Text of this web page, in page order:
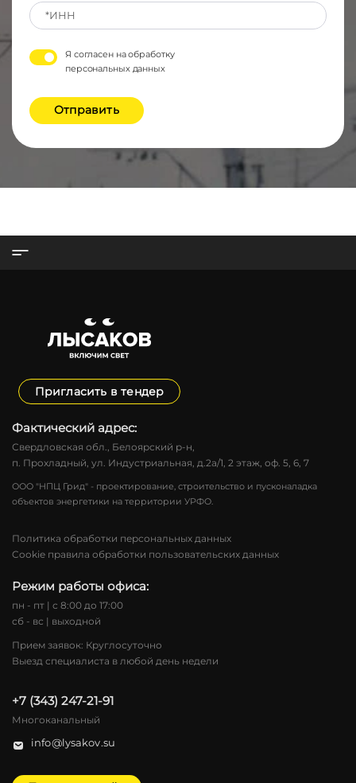
Я согласен на обработку
персональных данных
Отправить
Пригласить в тендер
Фактический адрес:
Свердловская обл., Белоярский р-н,
п. Прохладный, ул. Индустриальная, д.2а/1, 2 этаж, оф. 5, 6, 7
ООО "НПЦ Грид" - проектирование, строительство и пусконаладка
объектов энергетики на территории УРФО.
Политика обработки персональных данных
Cookie правила обработки пользовательских данных
Режим работы офиса:
пн - пт | с 8:00 до 17:00
сб - вс | выходной
Прием заявок: Круглосуточно
Выезд специалиста в любой день недели
+7 (343) 247-21-91
Многоканальный
info@lysakov.su